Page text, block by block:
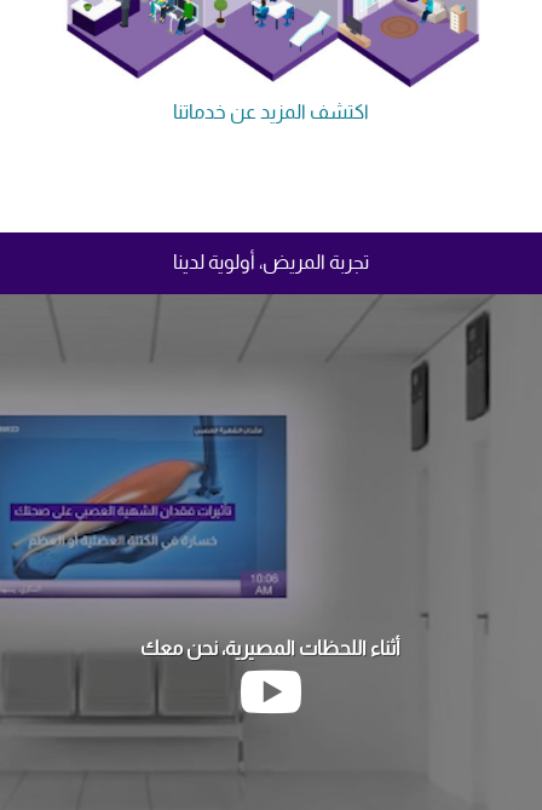
اكتشف المزيد عن خدماتنا
تجربة المريض، أولوية لدينا
مشغل
الفيديو
أثناء اللحظات المصيرية، نحن معك
